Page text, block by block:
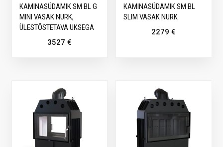
KAMINASÜDAMIK SM BL G
MINI VASAK NURK,
ÜLESTÕSTETAVA UKSEGA
3527 €
KAMINASÜDAMIK SM BL
SLIM VASAK NURK
2279€